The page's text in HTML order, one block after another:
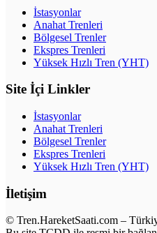
İstasyonlar
Anahat Trenleri
Bölgesel Trenler
Ekspres Trenleri
Yüksek Hızlı Tren (YHT)
Site İçi Linkler
İstasyonlar
Anahat Trenleri
Bölgesel Trenler
Ekspres Trenleri
Yüksek Hızlı Tren (YHT)
İletişim
© Tren.HareketSaati.com –